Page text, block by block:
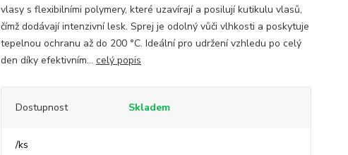
vlasy s flexibilními polymery, které uzavírají a posilují kutikulu vlasů,
čímž dodávají intenzivní lesk. Sprej je odolný vůči vlhkosti a poskytuje
tepelnou ochranu až do 200 °C. Ideální pro udržení vzhledu po celý
den díky efektivním... celý popis
Dostupnost Skladem
/ks